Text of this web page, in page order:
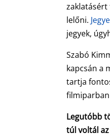
lelőni.
jegyek,
Szabó
kapcsán a
tartja
Legutóbb
túl voltál